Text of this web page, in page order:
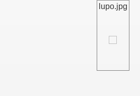
lupo.jpg